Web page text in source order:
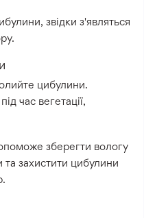
звідки з'являться
цибулини.
час вегетації,
зберегти вологу
та захистити цибулини